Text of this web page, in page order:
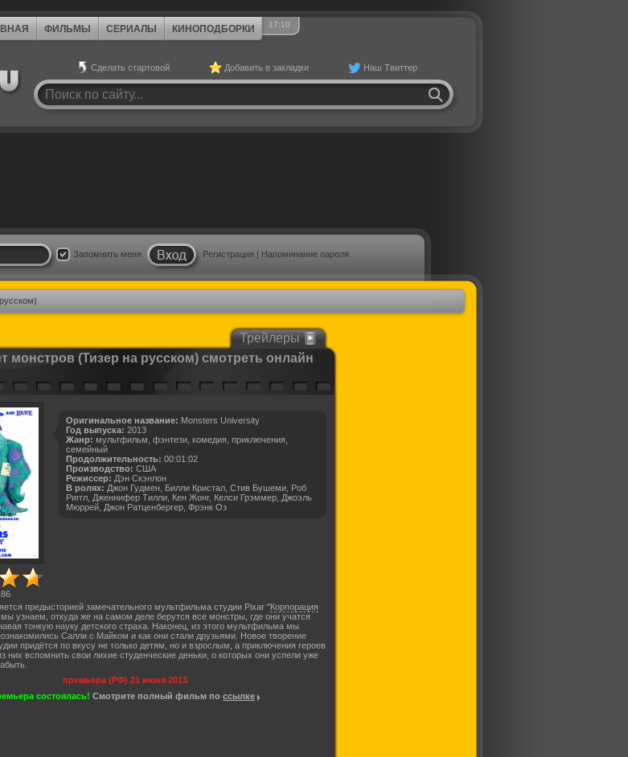
ФИЛЬМЫ СЕРИАЛЫ КИНОПОДБОРКИ 17 10
Сделать стартовой Добавить в закладки Наш Твиттер
Запомнить меня Регистрация | Напоминание пароля
Трейлеры
монстров (Тизер на русском) смотреть онлайн
Оригинальное название: Monsters University
Год выпуска: 2013
Жанр: мультфильм, фэнтези, комедия, приключения,
семейный
Продолжительность: 00:01:02
Производство: США
Режиссер: Дэн Скэнлон
В ролях: Джон Гудмен, Билли Кристал, Стив Бушеми, Роб
Риггл, Дженнифер Тилли, Кен Жонг, Келси Грэммер, Джоэль
Мюррей, Джон Ратценбергер, Фрэнк Оз
предысторией замечательного мультфильма студии Pixar "Корпорация
узнаем, откуда же на самом деле берутся все монстры, где они учатся
тонкую науку детского страха. Наконец, из этого мультфильма мы
Салли с Майком и как они стали друзьями. Новое творение
придётся по вкусу не только детям, но и взрослым, а приключения героев
них вспомнить свои лихие студенческие деньки, о которых они успели уже
премьера (РФ) 21 июня 2013
состоялась! Смотрите полный фильм по ссылке